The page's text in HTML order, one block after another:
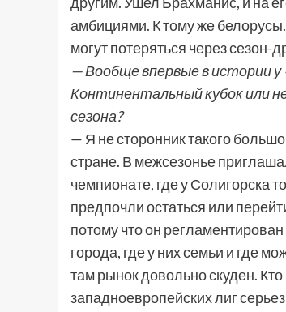
амбициями. К тому же
могут потеряться через сезон-
— Вообще впервые в истории
Континентальный кубок или
сезона?
— Я не сторонник такого
стране. В межсезонье
чемпионате, где у Солигорска
предпочли остаться или
потому что он
города, где у них семьи и где
там рынок довольно скуден.
западноевропейских лиг